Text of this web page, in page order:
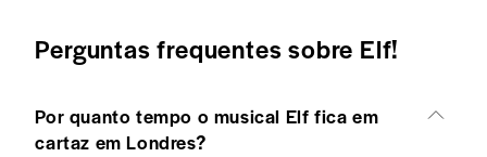
Perguntas frequentes sobre Elf!
Por quanto tempo o musical Elf fica em
cartaz em Londres?